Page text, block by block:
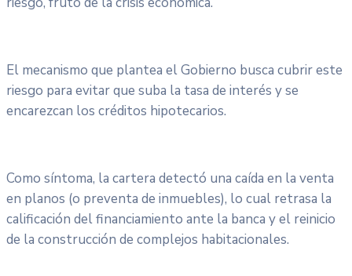
El mecanismo que plantea el Gobierno busca cubrir este
riesgo para evitar que suba la tasa de interés y se
encarezcan los créditos hipotecarios.
Como síntoma, la cartera detectó una caída en la venta
en planos (o preventa de inmuebles), lo cual retrasa la
calificación del financiamiento ante la banca y el reinicio
de la construcción de complejos habitacionales.